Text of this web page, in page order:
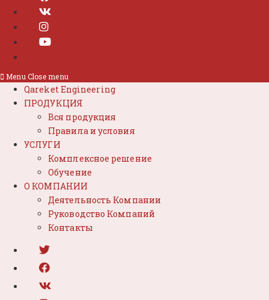
Menu Close menu
Qareket Engineering
ПРОДУКЦИЯ
Вся продукция
Правила и условия
УСЛУГИ
Комплексное решение
Обучение
О КОМПАНИИ
Деятельность Компании
Руководство Компаний
Контакты